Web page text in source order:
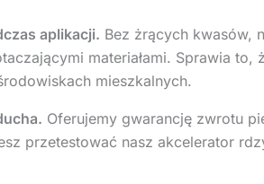
aplikacji. Bez żrących kwasów,
materiałami. Sprawia
mieszkalnych.
Oferujemy gwarancję zwrotu
przetestować nasz akcelerator